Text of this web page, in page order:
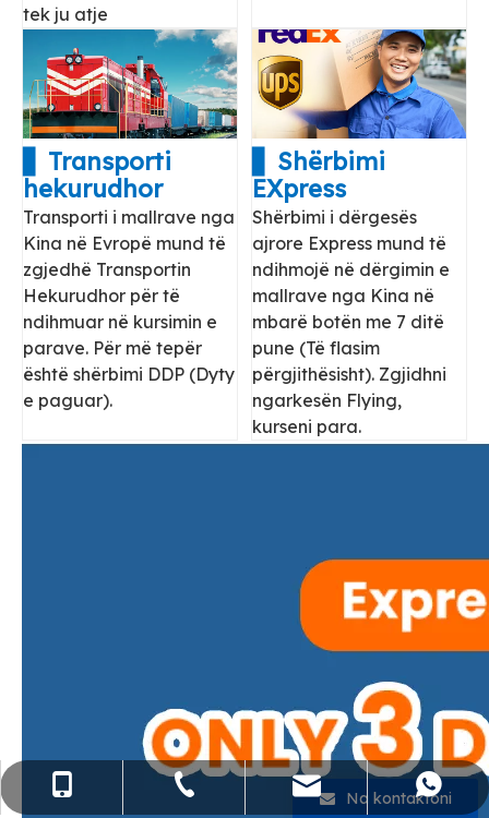
tek ju atje
▋ Transporti
hekurudhor
Transporti i mallrave nga
Kina në Evropë mund të
zgjedhë Transportin
Hekurudhor për të
ndihmuar në kursimin e
parave. Për më tepër
është shërbimi DDP (Dyty
e paguar).
▋ Shërbimi
EXpress
Shërbimi i dërgesës
ajrore Express mund të
ndihmojë në dërgimin e
mallrave nga Kina në
mbarë botën me 7 ditë
pune (Të flasim
përgjithësisht). Zgjidhni
ngarkesën Flying,
kurseni para.
Na kontaktoni
+86- 15818568920
+86-755-36973380
sales@flying-trans.com
+86 13554758640